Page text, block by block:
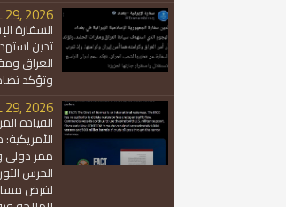
29, 2026
السفارة
تدين
العراق
وتؤكد
29, 2026
القيادة
ممر دولي
الحرس
لفرض